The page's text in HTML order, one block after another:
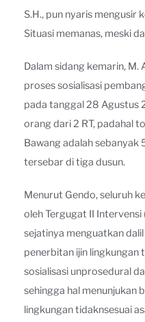
S.H., pun nyaris mengusir
Situasi memanas, meski
Dalam sidang kemarin,
proses sosialisasi
pada tanggal 28 Agustus
orang dari 2 RT, padahal
Bawang adalah sebanyak
tersebar di tiga dusun.
Menurut Gendo, seluruh
oleh Tergugat II Intervensi
sejatinya menguatkan
penerbitan ijin lingkungan
sosialisasi unprosedural
sehingga hal menunjukan
lingkungan tidaknsesuai